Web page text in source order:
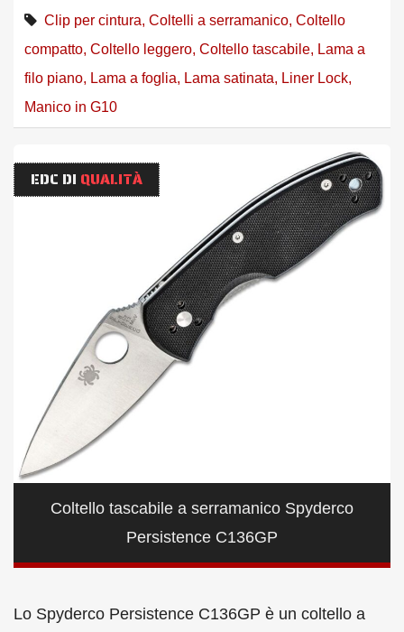
Clip per cintura, Coltelli a serramanico, Coltello
compatto, Coltello leggero, Coltello tascabile, Lama a
filo piano, Lama a foglia, Lama satinata, Liner Lock,
Manico in G10
EDC DI QUALITÀ
Coltello tascabile a serramanico Spyderco
Persistence C136GP
Lo Spyderco Persistence C136GP è un coltello a